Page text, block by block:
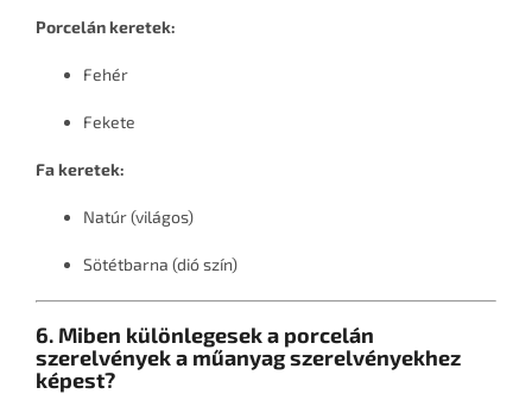
Porcelán keretek:
Fehér
Fekete
Fa keretek:
Natúr (világos)
Sötétbarna (dió szín)
6. Miben különlegesek a porcelán
szerelvények a műanyag szerelvényekhez
képest?